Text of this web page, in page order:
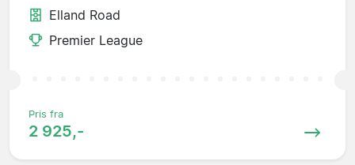
Elland Road
Premier League
Pris fra
2 925,-